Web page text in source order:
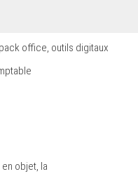
office, outils digitaux
objet, la